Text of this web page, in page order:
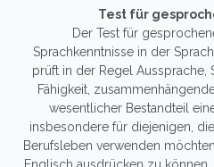
Test für
Der Test für
Sprachkenntnisse in der
prüft in der Regel Aussprache,
Fähigkeit,
wesentlicher Bestandteil
insbesondere für diejenigen,
Berufsleben verwenden